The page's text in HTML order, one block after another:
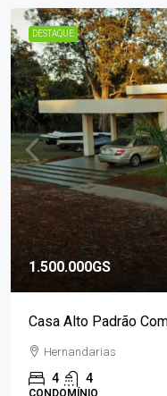
DESTAQUE
1.500.000GS
Casa Alto Padrão
Hernandarias
4 4
CONDOMÍNIO